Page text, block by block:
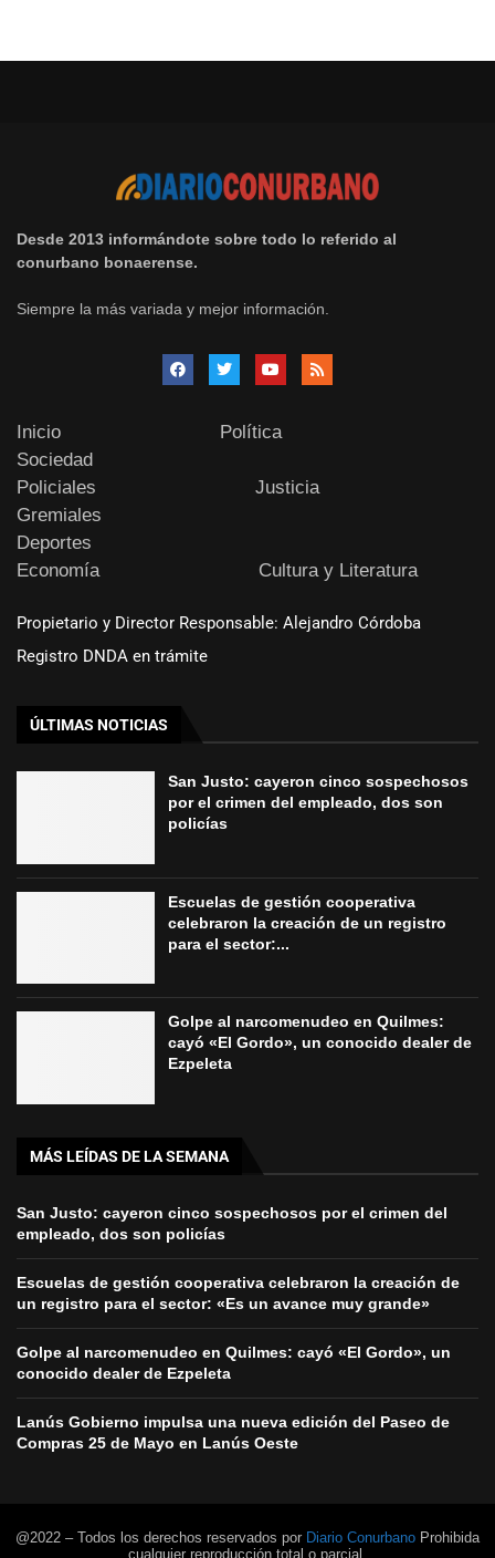
Desde 2013 informándote sobre todo lo referido al
conurbano bonaerense.
Siempre la más variada y mejor información.
Inicio
Política
Sociedad
Policiales
Justicia
Gremiales
Deportes
Economía
Cultura y Literatura
Propietario y Director Responsable: Alejandro Córdoba
Registro DNDA en trámite
ÚLTIMAS NOTICIAS
San Justo: cayeron cinco sospechosos
por el crimen del empleado, dos son
policías
Escuelas de gestión cooperativa
celebraron la creación de un registro
para el sector:...
Golpe al narcomenudeo en Quilmes:
cayó «El Gordo», un conocido dealer de
Ezpeleta
MÁS LEÍDAS DE LA SEMANA
San Justo: cayeron cinco sospechosos por el crimen del
empleado, dos son policías
Escuelas de gestión cooperativa celebraron la creación de
un registro para el sector: «Es un avance muy grande»
Golpe al narcomenudeo en Quilmes: cayó «El Gordo», un
conocido dealer de Ezpeleta
Lanús Gobierno impulsa una nueva edición del Paseo de
Compras 25 de Mayo en Lanús Oeste
@2022 – Todos los derechos reservados por Diario Conurbano Prohibida
cualquier reproducción total o parcial.